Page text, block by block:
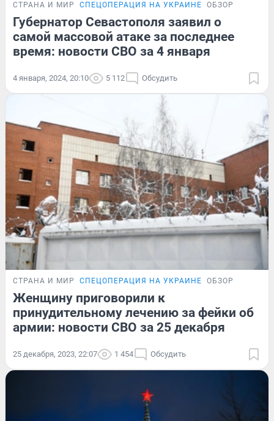
СТРАНА И МИР СПЕЦОПЕРАЦИЯ НА УКРАИНЕ ОБЗОР
Губернатор Севастополя заявил о
самой массовой атаке за последнее
время: новости СВО за 4 января
4 января, 2024, 20:10 5 112 Обсудить
СТРАНА И МИР СПЕЦОПЕРАЦИЯ НА УКРАИНЕ ОБЗОР
Женщину приговорили к
принудительному лечению за фейки об
армии: новости СВО за 25 декабря
25 декабря, 2023, 22:07 1 454 Обсудить